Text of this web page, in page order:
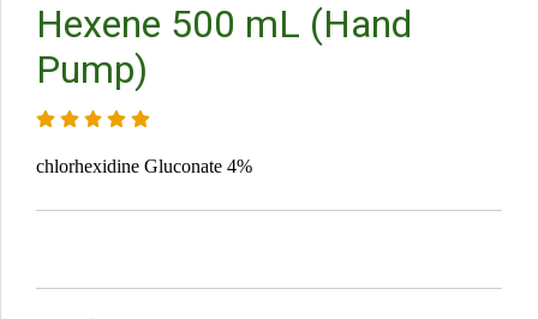
Hexene 500 mL (Hand
Pump)
chlorhexidine Gluconate 4%